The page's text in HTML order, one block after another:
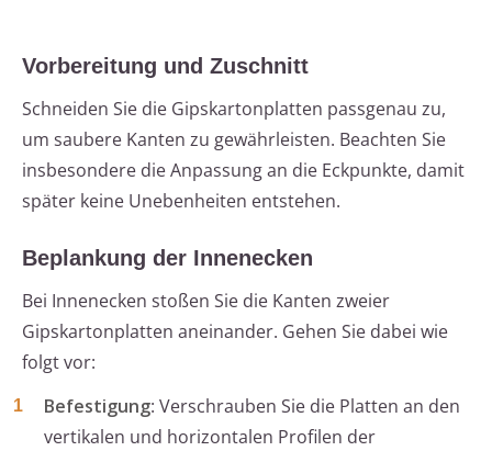
Vorbereitung und Zuschnitt
Schneiden Sie die Gipskartonplatten passgenau zu,
um saubere Kanten zu gewährleisten. Beachten Sie
insbesondere die Anpassung an die Eckpunkte, damit
später keine Unebenheiten entstehen.
Beplankung der Innenecken
Bei Innenecken stoßen Sie die Kanten zweier
Gipskartonplatten aneinander. Gehen Sie dabei wie
folgt vor:
Befestigung: Verschrauben Sie die Platten an den
vertikalen und horizontalen Profilen der